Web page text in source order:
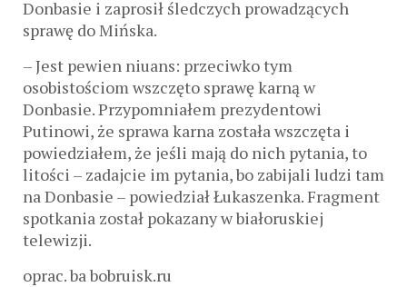
Donbasie i zaprosił śledczych prowadzących
sprawę do Mińska.
– Jest pewien niuans: przeciwko tym
osobistościom wszczęto sprawę karną w
Donbasie. Przypomniałem prezydentowi
Putinowi, że sprawa karna została wszczęta i
powiedziałem, że jeśli mają do nich pytania, to
litości – zadajcie im pytania, bo zabijali ludzi tam
na Donbasie – powiedział Łukaszenka. Fragment
spotkania został pokazany w białoruskiej
telewizji.
oprac. ba bobruisk.ru